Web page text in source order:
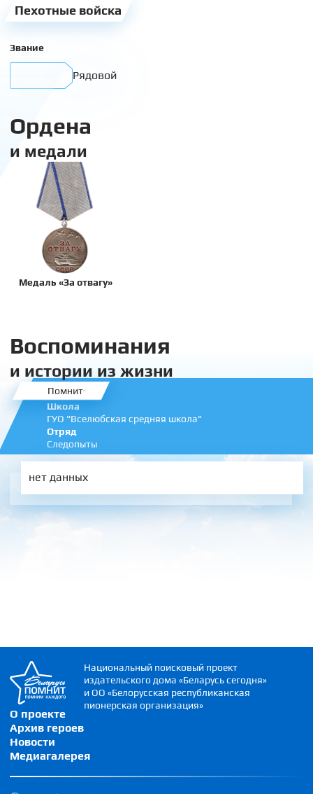
Пехотные войска
Звание
Рядовой
Ордена
и медали
Медаль «За отвагу»
Воспоминания
и истории из жизни
Помнит
Школа
ГУО "Вселюбская средняя школа"
Отряд
Следопыты
нет данных
О проекте
Архив героев
Новости
Медиагалерея
Национальный поисковый проект
издательского дома «Беларусь сегодня»
и ОО «Белорусская республиканская
пионерская организация»